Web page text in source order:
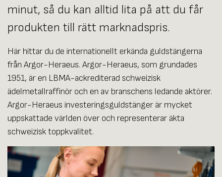
minut, så du kan alltid lita på att du får
produkten till rätt marknadspris.
Här hittar du de internationellt erkända guldstängerna
från Argor-Heraeus. Argor-Heraeus, som grundades
1951, är en LBMA-ackrediterad schweizisk
ädelmetallraffinör och en av branschens ledande aktörer.
Argor-Heraeus investeringsguldstänger är mycket
uppskattade världen över och representerar äkta
schweizisk toppkvalitet.